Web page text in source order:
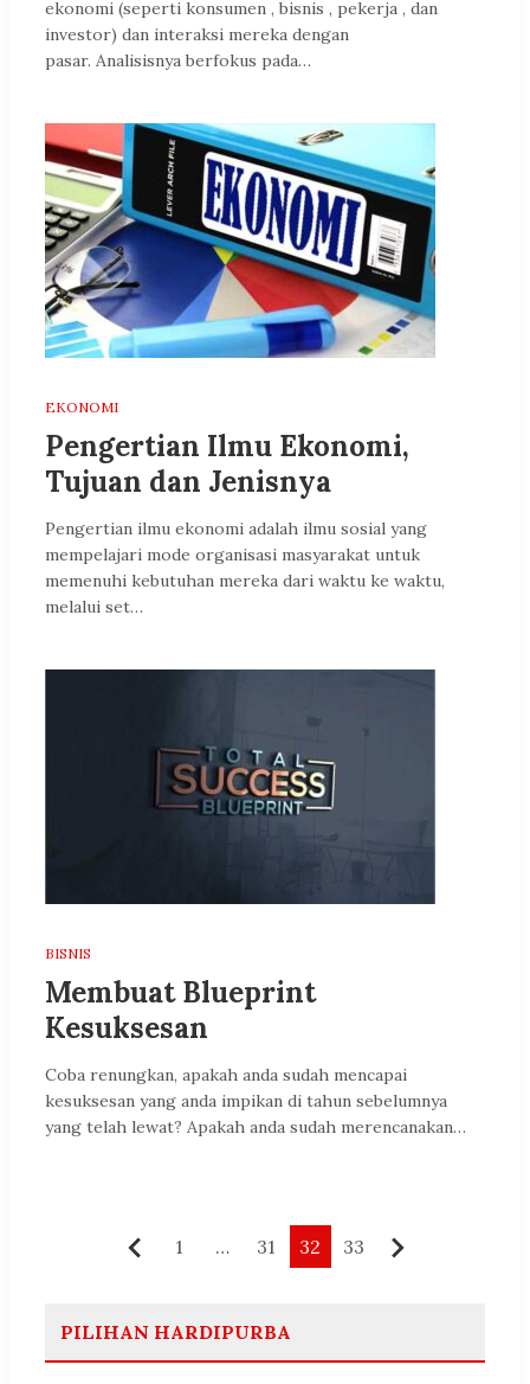
ekonomi (seperti konsumen , bisnis , pekerja , dan
investor) dan interaksi mereka dengan
pasar. Analisisnya berfokus pada…
EKONOMI
Pengertian Ilmu Ekonomi,
Tujuan dan Jenisnya
Pengertian ilmu ekonomi adalah ilmu sosial yang
mempelajari mode organisasi masyarakat untuk
memenuhi kebutuhan mereka dari waktu ke waktu,
melalui set…
BISNIS
Membuat Blueprint
Kesuksesan
Coba renungkan, apakah anda sudah mencapai
kesuksesan yang anda impikan di tahun sebelumnya
yang telah lewat? Apakah anda sudah merencanakan…
Paginasi
Sebelumnya
1 … 31 32 33
PILIHAN HARDIPURBA